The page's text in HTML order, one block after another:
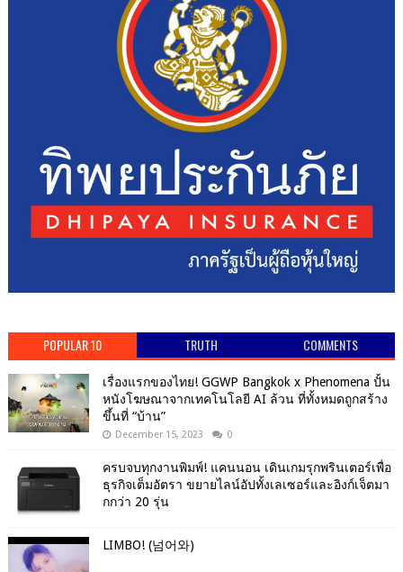
POPULAR 10 TRUTH COMMENTS
เรื่องแรกของไทย! GGWP Bangkok x Phenomena ปั้น
หนังโฆษณาจากเทคโนโลยี AI ล้วน ที่ทั้งหมดถูกสร้าง
ขึ้นที่ “บ้าน”
December 15, 2023 0
ครบจบทุกงานพิมพ์! แคนนอน เดินเกมรุกพรินเตอร์เพื่อ
ธุรกิจเต็มอัตรา ขยายไลน์อัปทั้งเลเซอร์และอิงก์เจ็ตมา
กกว่า 20 รุ่น
LIMBO! (넘어와)